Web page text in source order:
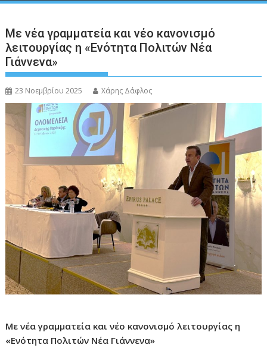
Με νέα γραμματεία και νέο κανονισμό
λειτουργίας η «Ενότητα Πολιτών Νέα
Γιάννενα»
23 Νοεμβρίου 2025 Χάρης Δάφλος
Με νέα γραμματεία και νέο κανονισμό λειτουργίας η
«Ενότητα Πολιτών Νέα Γιάννενα»